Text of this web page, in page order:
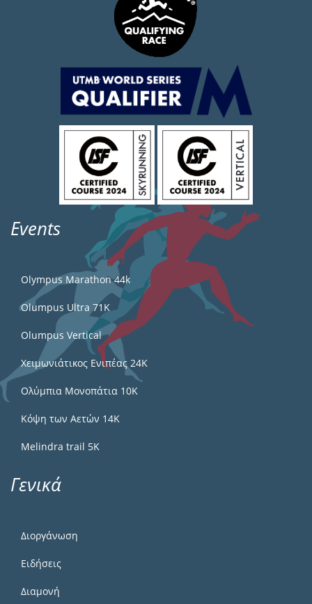
Events
Olympus Marathon 44k
Olumpus Ultra 71K
Olumpus Vertical
Χειμωνιάτικος Ενιπέας 24Κ
Ολύμπια Μονοπάτια 10Κ
Κόψη των Αετών 14Κ
Melindra trail 5Κ
Γενικά
Διοργάνωση
Ειδήσεις
Διαμονή